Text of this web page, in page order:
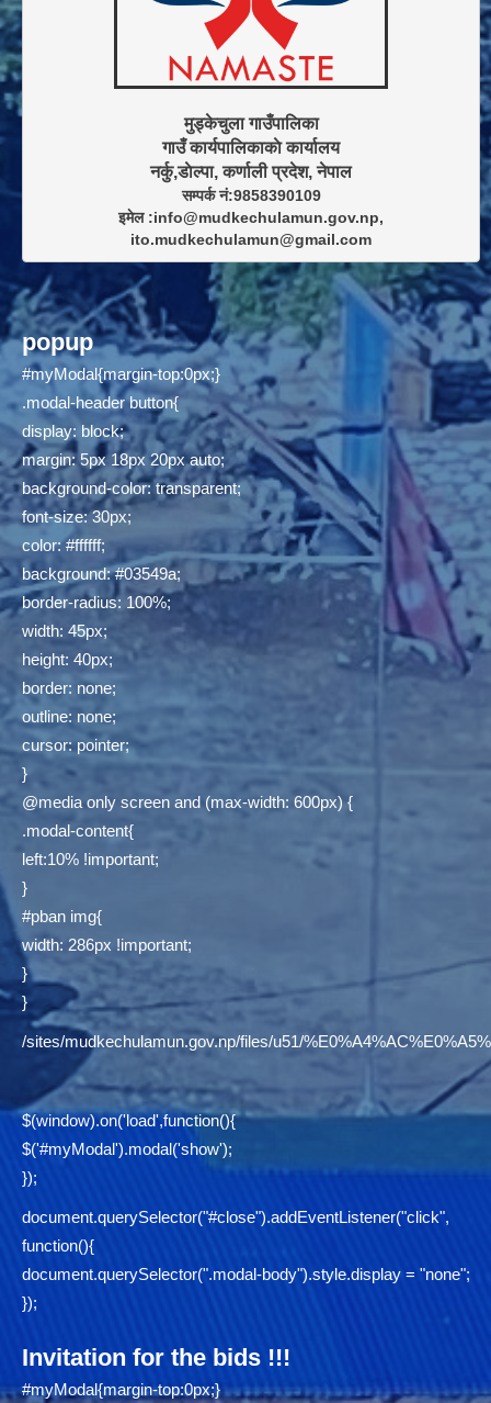
मुड्केचुला गाउँपालिका
गाउँ कार्यपालिकाकाे कार्यालय
सम्पर्क नं:9858390109
इमेल :info@mudkechulamun.gov.np,
ito.mudkechulamun@gmail.com
popup
#myModal{margin-top:0px;}
.modal-header button{
display: block;
margin: 5px 18px 20px auto;
background-color: transparent;
font-size: 30px;
color: #ffffff;
background: #03549a;
border-radius: 100%;
width: 45px;
height: 40px;
border: none;
outline: none;
cursor: pointer;
}
@media only screen and (max-width: 600px) {
.modal-content{
left:10% !important;
}
#pban img{
width: 286px !important;
}
}
/sites/mudkechulamun.gov.np/files/u51/
$(window).on('load',function(){
$('#myModal').modal('show');
});
document.querySelector("#close").addEventListener("click",
function(){
document.querySelector(".modal-body").style.display = "none";
});
Invitation for the bids !!!
#myModal{margin-top:0px;}